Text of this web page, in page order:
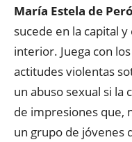
María Estela de
sucede en la capital
interior. Juega con
actitudes violentas
un abuso sexual si la
de impresiones que,
un grupo de jóvenes